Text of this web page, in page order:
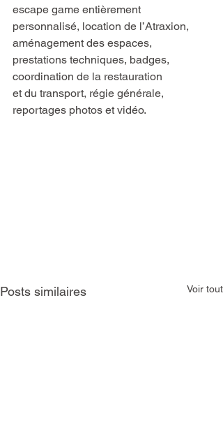
escape game entièrement
personnalisé, location de l’Atraxion,
aménagement des espaces,
prestations techniques, badges,
coordination de la restauration
et du transport, régie générale,
reportages photos et vidéo.
Posts similaires Voir tout